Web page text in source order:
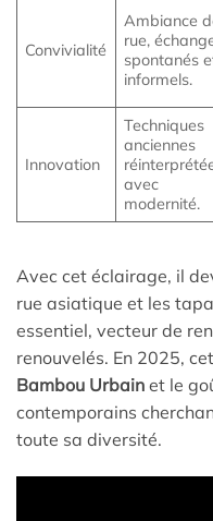
Convivialité
Ambiance
rue,
spontanés
informels.
Innovation
Techniques
anciennes
avec
modernité.
Avec cet éclairage, il
rue asiatique et les
essentiel, vecteur de
renouvelés. En 2025,
Bambou Urbain et le
contemporains
toute sa diversité.